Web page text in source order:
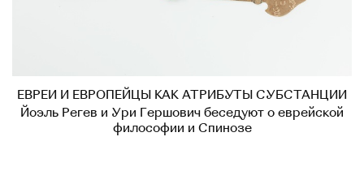
ЕВРЕИ И ЕВРОПЕЙЦЫ КАК АТРИБУТЫ СУБСТАНЦИИ
Йоэль Регев и Ури Гершович беседуют о еврейской
философии и Спинозе